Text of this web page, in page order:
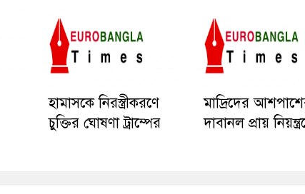
হামাসকে নিরস্ত্রীকরণে
চুক্তির ঘোষণা ট্রাম্পের
মাদ্রিদের
দাবানল প্রায়